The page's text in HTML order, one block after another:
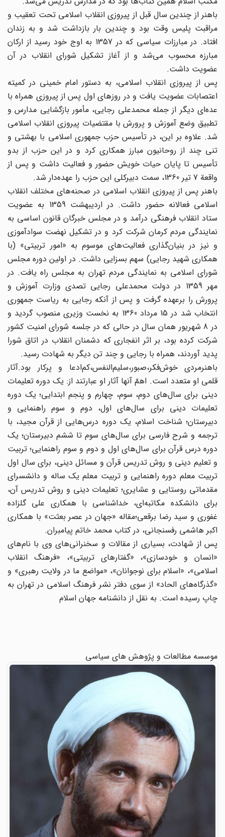
باهنر از چندین سال قبل از پیروزی انقلاب اسلامی تحت تعقیب و
مراقبت پلیس وقت بود و چندین بار بازداشت شد و به زندان
افتاد. در مبارزات سیاسی که در 1357 به اوج خود رسید از ارکان
مبارزه محسوب می‌شد و از آغاز تشکیل شورای انقلاب در آن
عضویت داشت.
پس از پیروزی انقلاب اسلامی، به دستور امام خمینی در کمیته
اعتصابات عضویت یافت و در روزهای اول پس از پیروزی همراه با
عده‌ای دیگر از جمله محمدعلی رجایی، مأمور بازگشایی مدارس و
تطبیق وضع آموزش و پرورش با مقتضیات پیروزی انقلاب اسلامی
شد. علاوه بر این، در تأسیس حزب جمهوری اسلامی با بهشتی و
تنی چند از روحانیون مبارز همکاری کرد و در این حزب از بدو
تأسیس تا پایان حیات خویش حضور و فعالیت داشت و پس از
واقعة 7 تیر 1360، سمت دبیرکلی این حزب را عهده‌دار شد.
باهنر پس از پیروزی انقلاب اسلامی در صحنه‌ها‌ی مختلف انقلاب
اسلامی فعالانه حضور داشت. در اردیبهشت 1359 به عضویت
ستاد انقلاب فرهنگی درآمد و در مجلس خبرگان قانون اساسی به
نمایندگی مردم کرمان شرکت کرد و در تشکیل نهضت سوادآموزی
و نیز در بنیان‌گذاری فعالیت‌های موسوم به «امور تربیتی» (با
همکاری شهید رجایی) سهم بسزایی داشت. در اولین دوره مجلس
شورای اسلامی به نمایندگی مردم تهران به مجلس راه یافت. در
مهر 1359 در دولت محمدعلی رجایی تصدی وزارت آموزش و
پرورش را برعهده گرفت و پس از آنکه رجایی به ریاست جمهوری
انتخاب شد در 15 مرداد 1360 به نخست وزیری منصوب گردید و
در 8 شهریور همان سال در حالی که در جلسه شورای امنیت کشور
شرکت کرده بود، بر اثر انفجاری که دشمنان انقلاب در اتاق شورا
پدید آوردند، همراه با رجایی و چند تن دیگر به شهادت رسید.
باهنرمردی خوش‌فکر،صبور،سلیم‌النفس،کم‌ادعا و پرکار بود.آثار
قلمی او متعدد است. اهمّ آنها آثار او عبارتند از: یک دوره تعلیمات
دینی برای سال‌های دوم، سوم، چهارم و پنجم ابتدایی؛ یک دوره
تعلیمات دینی برای سال‌های اول، دوم و سوم راهنمایی و
دبیرستان؛ شناخت اسلام، یک دوره درس‌هایی از قرآن مجید، با
ترجمه و شرح فارسی برای سال‌های سوم تا ششم دبیرستان؛ یک
دوره درس قرآن برای سال‌های اول و دوم و سوم راهنمایی؛ تربیت
و تعلیم دینی و روش تدریس قرآن و مسائل دینی، برای سال اول
تربیت معلم دوره راهنمایی و تربیت معلم یک ساله و دانشسرای
مقدماتی روستایی و عشایری؛ تعلیمات دینی و روش تدریس آن،
برای دانشکده مکاتبه‌ای، خداشناسی با همکاری علی‌ گلزاده
غفوری و سید رضا برقعی؛‌مقاله «جهان در عصر بعثت» با همکاری
اکبر هاشمی رفسنجانی، در کتاب محمد خاتم پیامبران.
پس از شهادت، بسیاری از مقالات و سخنرانی‌‌های وی با نام‌های
«انسان و خودسازی»، «گفتارهای تربیتی»، «فرهنگ انقلاب
اسلامی»، «اسلام برای نوجوانان»، «مواضع ما در ولایت رهبری» و
«گذرگاه‌های الحاد» از سوی دفتر نشر فرهنگ اسلامی در تهران به
چاپ رسیده است. به نقل از دانشنامه جهان اسلام
موسسه مطالعات و پژوهش های سیاسی